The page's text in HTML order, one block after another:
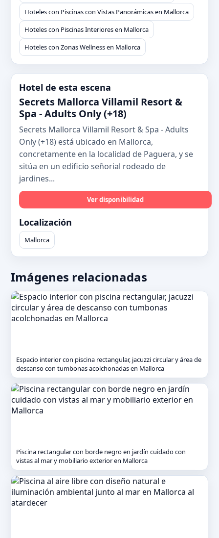
Hoteles con Piscinas con Vistas Panorámicas en Mallorca
Hoteles con Piscinas Interiores en Mallorca
Hoteles con Zonas Wellness en Mallorca
Hotel de esta escena
Secrets Mallorca Villamil Resort &
Spa - Adults Only (+18)
Secrets Mallorca Villamil Resort & Spa - Adults
Only (+18) está ubicado en Mallorca,
concretamente en la localidad de Paguera, y se
sitúa en un edificio señorial rodeado de
jardines...
Ver disponibilidad
Localización
Mallorca
Imágenes relacionadas
Espacio interior con piscina rectangular, jacuzzi circular y área de
descanso con tumbonas acolchonadas en Mallorca
Piscina rectangular con borde negro en jardín cuidado con
vistas al mar y mobiliario exterior en Mallorca